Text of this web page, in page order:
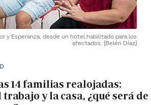
y Esperanza, desde un hotel habilitado para los
afectados. (Belén Díaz)
14 familias realojadas:
y la casa, ¿qué será de